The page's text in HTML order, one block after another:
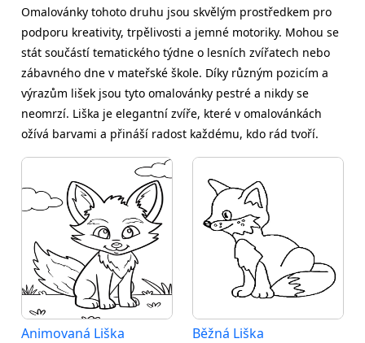
Omalovánky tohoto druhu jsou skvělým prostředkem pro
podporu kreativity, trpělivosti a jemné motoriky. Mohou se
stát součástí tematického týdne o lesních zvířatech nebo
zábavného dne v mateřské škole. Díky různým pozicím a
výrazům lišek jsou tyto omalovánky pestré a nikdy se
neomrzí. Liška je elegantní zvíře, které v omalovánkách
ožívá barvami a přináší radost každému, kdo rád tvoří.
Animovaná Liška Běžná Liška